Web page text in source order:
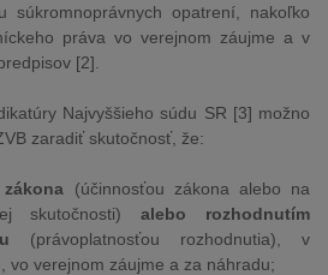
súkromnoprávnych opatrení, nakoľko
práva vo verejnom záujme a v
[2].
Najvyššieho súdu SR [3] možno
zaradiť skutočnosť, že:
(účinnosťou zákona alebo na
skutočnosti)alebo rozhodnutím
(právoplatnosťou rozhodnutia), v
vo verejnom záujme a za náhradu;